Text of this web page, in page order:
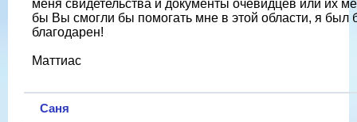
меня свидетельства и документы очевидцев или их
бы Вы смогли бы помогать мне в этой области, я был
благодарен!
Маттиас
Саня